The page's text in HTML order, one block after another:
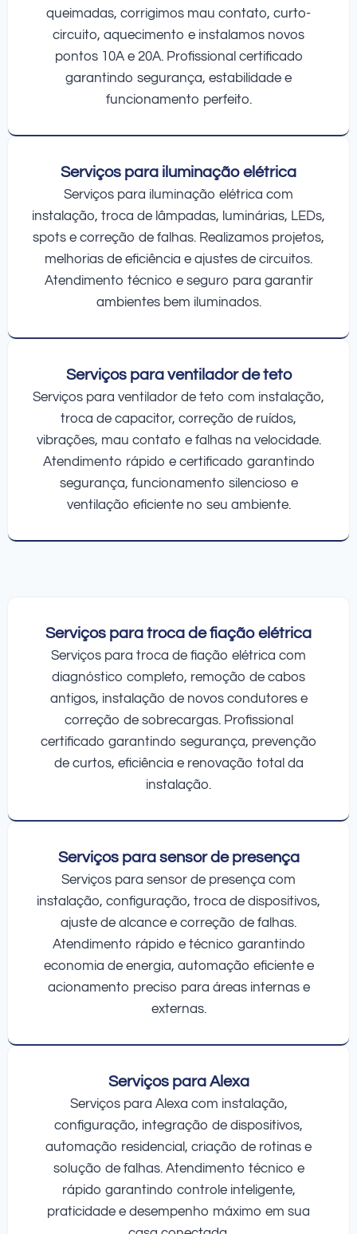
queimadas, corrigimos mau contato, curto-
circuito, aquecimento e instalamos novos
pontos 10A e 20A. Profissional certificado
garantindo segurança, estabilidade e
funcionamento perfeito.
Serviços para iluminação elétrica
Serviços para iluminação elétrica com
instalação, troca de lâmpadas, luminárias, LEDs,
spots e correção de falhas. Realizamos projetos,
melhorias de eficiência e ajustes de circuitos.
Atendimento técnico e seguro para garantir
ambientes bem iluminados.
Serviços para ventilador de teto
Serviços para ventilador de teto com instalação,
troca de capacitor, correção de ruídos,
vibrações, mau contato e falhas na velocidade.
Atendimento rápido e certificado garantindo
segurança, funcionamento silencioso e
ventilação eficiente no seu ambiente.
Serviços para troca de fiação elétrica
Serviços para troca de fiação elétrica com
diagnóstico completo, remoção de cabos
antigos, instalação de novos condutores e
correção de sobrecargas. Profissional
certificado garantindo segurança, prevenção
de curtos, eficiência e renovação total da
instalação.
Serviços para sensor de presença
Serviços para sensor de presença com
instalação, configuração, troca de dispositivos,
ajuste de alcance e correção de falhas.
Atendimento rápido e técnico garantindo
economia de energia, automação eficiente e
acionamento preciso para áreas internas e
externas.
Serviços para Alexa
Serviços para Alexa com instalação,
configuração, integração de dispositivos,
automação residencial, criação de rotinas e
solução de falhas. Atendimento técnico e
rápido garantindo controle inteligente,
praticidade e desempenho máximo em sua